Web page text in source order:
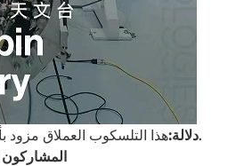
دلالة:هذا التلسكوب العملاق مزود بأكبر كاميرا رقمية فلكية في التاريخ، بهدف التقاط عدد كبير من الصور بسرعة وكفاءة وحفظها لفترة طويلة.
المشاركون